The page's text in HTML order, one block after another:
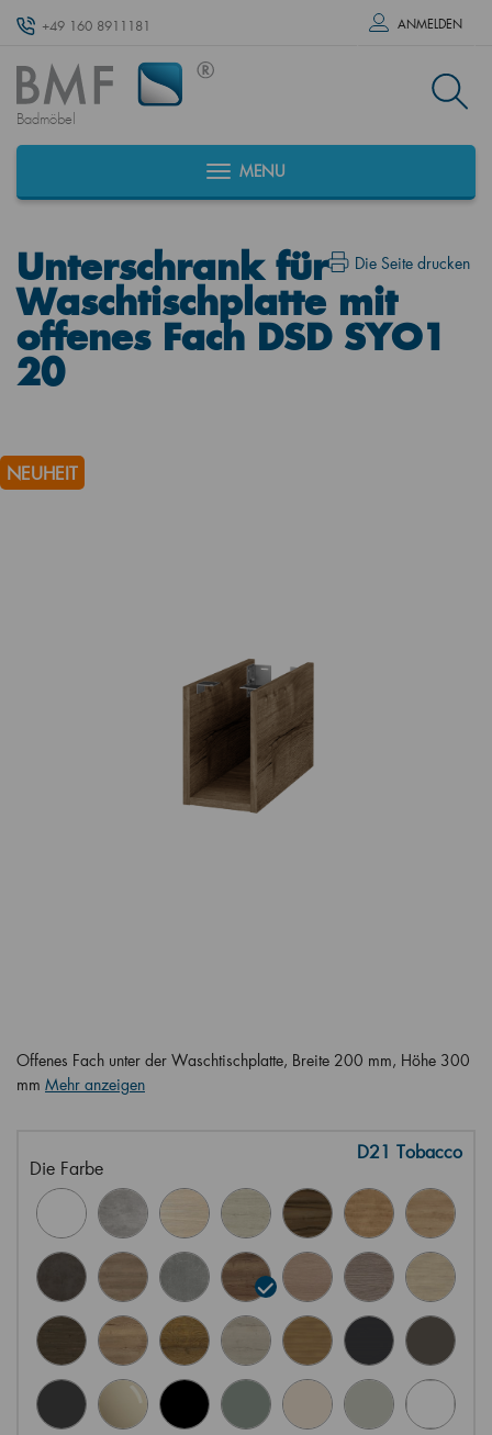
+49 160 8911181 ANMELDEN
Badmöbel
MENU
Die Seite drucken
Unterschrank für
Waschtischplatte mit
offenes Fach DSD SYO1
20
NEUHEIT
Offenes Fach unter der Waschtischplatte, Breite 200 mm, Höhe 300
mm Mehr anzeigen
Die Farbe
D21 Tobacco